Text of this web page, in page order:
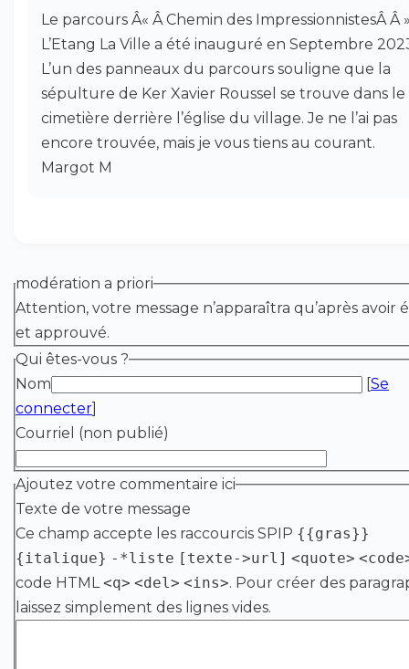
Le parcours Â« Â Chemin des ImpressionnistesÂ Â
L’Etang La Ville a été inauguré en Septembre
L’un des panneaux du parcours souligne que la
sépulture de Ker Xavier Roussel se trouve dans le
cimetière derrière l’église du village. Je ne l’ai pas
encore trouvée, mais je vous tiens au courant.
Margot M
modération a priori
Attention, votre message n’apparaîtra qu’après avoir
et approuvé.
Qui êtes-vous ?
Nom
[Se
connecter]
Courriel (non publié)
Ajoutez votre commentaire ici
Texte de votre message
Ce champ accepte les raccourcis SPIP {{gras}}
{italique} -*liste [texte->url] <quote>
code HTML<q> <del> <ins>. Pour créer des
laissez simplement des lignes vides.